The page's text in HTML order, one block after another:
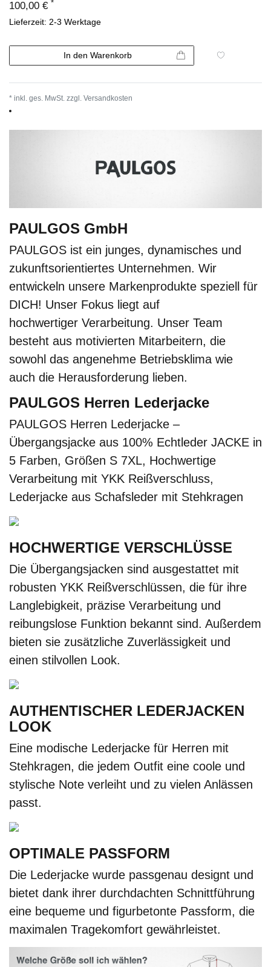
100,00 € *
Lieferzeit: 2-3 Werktage
In den Warenkorb
* inkl. ges. MwSt. zzgl. Versandkosten
PAULGOS GmbH
PAULGOS ist ein junges, dynamisches und
zukunftsorientiertes Unternehmen. Wir
entwickeln unsere Markenprodukte speziell für
DICH! Unser Fokus liegt auf
hochwertiger Verarbeitung. Unser Team
besteht aus motivierten Mitarbeitern, die
sowohl das angenehme Betriebsklima wie
auch die Herausforderung lieben.
PAULGOS Herren Lederjacke
PAULGOS Herren Lederjacke –
Übergangsjacke aus 100% Echtleder JACKE in
5 Farben, Größen S 7XL, Hochwertige
Verarbeitung mit YKK Reißverschluss,
Lederjacke aus Schafsleder mit Stehkragen
HOCHWERTIGE VERSCHLÜSSE
Die Übergangsjacken sind ausgestattet mit
robusten YKK Reißverschlüssen, die für ihre
Langlebigkeit, präzise Verarbeitung und
reibungslose Funktion bekannt sind. Außerdem
bieten sie zusätzliche Zuverlässigkeit und
einen stilvollen Look.
AUTHENTISCHER LEDERJACKEN
LOOK
Eine modische Lederjacke für Herren mit
Stehkragen, die jedem Outfit eine coole und
stylische Note verleiht und zu vielen Anlässen
passt.
OPTIMALE PASSFORM
Die Lederjacke wurde passgenau designt und
bietet dank ihrer durchdachten Schnittführung
eine bequeme und figurbetonte Passform, die
maximalen Tragekomfort gewährleistet.